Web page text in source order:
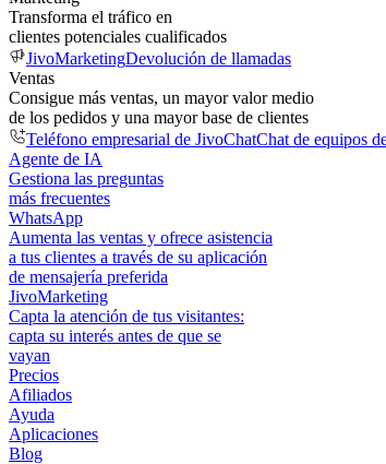
Transforma el tráfico en
clientes potenciales cualificados
JivoMarketingDevolución de llamadas
Ventas
Consigue más ventas, un mayor valor medio
de los pedidos y una mayor base de clientes
Teléfono empresarial de JivoChatChat de equipos
Agente de IA
Gestiona las preguntas
más frecuentes
WhatsApp
Aumenta las ventas y ofrece asistencia
a tus clientes a través de su aplicación
de mensajería preferida
JivoMarketing
Capta la atención de tus visitantes:
capta su interés antes de que se
vayan
Precios
Afiliados
Ayuda
Aplicaciones
Blog